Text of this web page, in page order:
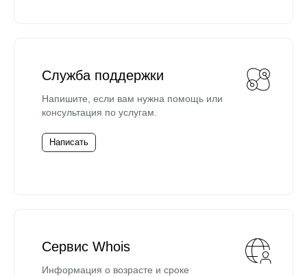
Служба поддержки
Напишите, если вам нужна помощь или
консультация по услугам.
Написать
Сервис Whois
Информация о возрасте и сроке